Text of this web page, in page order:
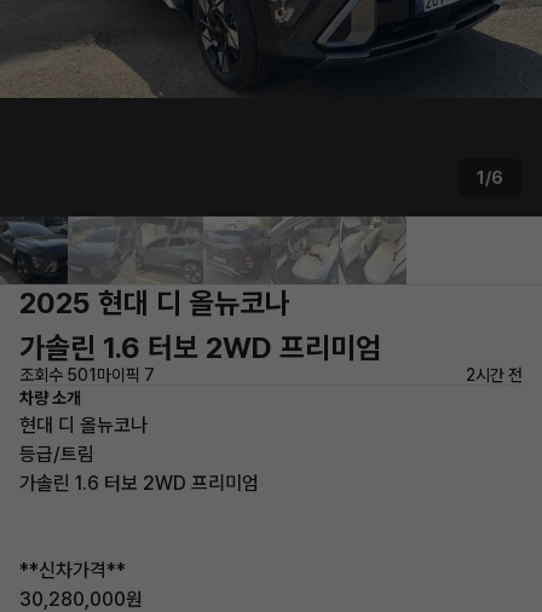
1/6
2025 현대 디 올뉴코나
가솔린 1.6 터보 2WD 프리미엄
조회수 501 마이픽 7
2시간 전
차량 소개
현대 디 올뉴코나
등급/트림
가솔린 1.6 터보 2WD 프리미엄
**신차가격**
30,280,000원